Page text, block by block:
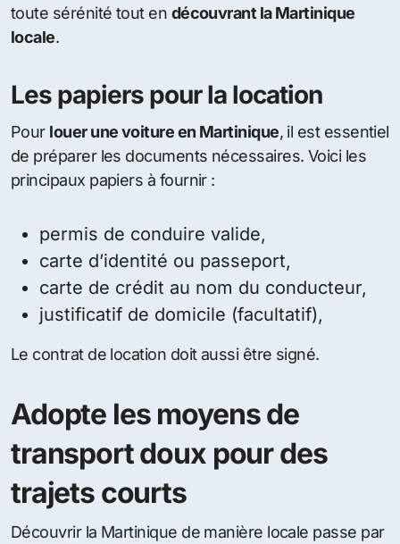
toute sérénité tout en découvrant la Martinique
locale.
Les papiers pour la location
Pour louer une voiture en Martinique, il est essentiel
de préparer les documents nécessaires. Voici les
principaux papiers à fournir :
permis de conduire valide,
carte d’identité ou passeport,
carte de crédit au nom du conducteur,
justificatif de domicile (facultatif),
Le contrat de location doit aussi être signé.
Adopte les moyens de
transport doux pour des
trajets courts
Découvrir la Martinique de manière locale passe par